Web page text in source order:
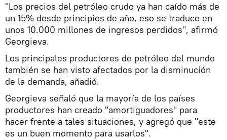
"Los precios del petróleo crudo ya han caído más de
un 15% desde principios de año, eso se traduce en
unos 10.000 millones de ingresos perdidos", afirmó
Georgieva.
Los principales productores de petróleo del mundo
también se han visto afectados por la disminución
de la demanda, añadió.
Georgieva señaló que la mayoría de los países
productores han creado "amortiguadores" para
hacer frente a tales situaciones, y agregó que "este
es un buen momento para usarlos".